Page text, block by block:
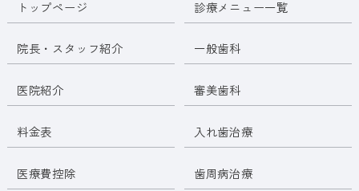
トップページ
院長・スタッフ紹介
医院紹介
料金表
医療費控除
診療メニュー一覧
一般歯科
審美歯科
入れ歯治療
歯周病治療